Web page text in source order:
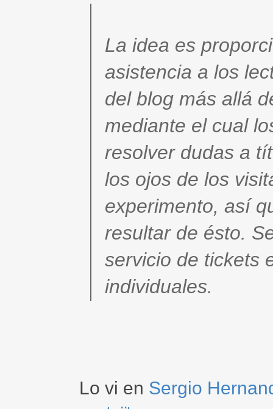
La idea es
asistencia a los
del blog más allá
mediante el cual
resolver dudas a
los ojos de los
experimento, así
resultar de ésto.
servicio de tickets
individuales.
Lo vi en Sergio